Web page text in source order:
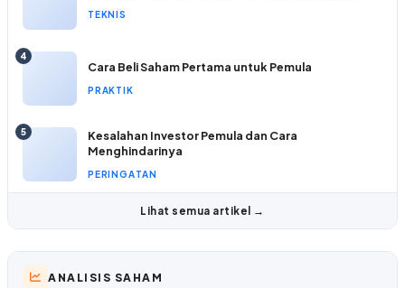
TEKNIS
4
Cara Beli Saham Pertama untuk Pemula
PRAKTIK
5
Kesalahan Investor Pemula dan Cara
Menghindarinya
PERINGATAN
Lihat semua artikel →
ANALISIS SAHAM